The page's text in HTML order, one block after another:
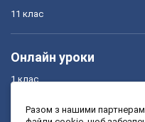
11 клас
Онлайн уроки
1 клас
Разом з нашими